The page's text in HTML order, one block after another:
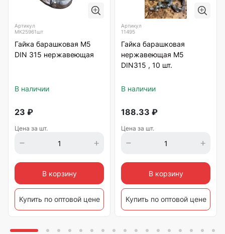
Артикул
МК25961шт
Гайка барашковая М5
DIN 315 нержавеющая
В наличии
23 ₽
Цена за шт.
В корзину
Купить по оптовой цене
Артикул
11495
Гайка барашковая
нержавеющая М5
DIN315 , 10 шт.
В наличии
188.33 ₽
Цена за шт.
В корзину
Купить по оптовой цене